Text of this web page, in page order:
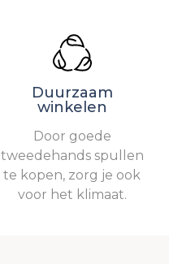
Duurzaam
winkelen
Door goede
tweedehands spullen
te kopen, zorg je ook
voor het klimaat.